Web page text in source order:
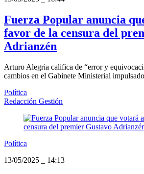
Fuerza Popular anuncia
favor de la censura del
Adrianzén
Arturo Alegría califica de “error y
cambios en el Gabinete Ministerial
Política
Redacción Gestión
Política
13/05/2025
14:13